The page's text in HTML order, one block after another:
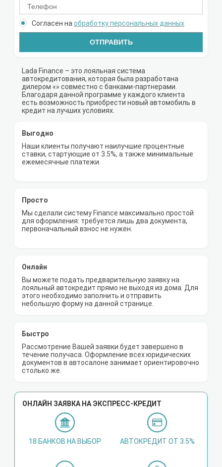
Согласен на обработку персональных данных
ОТПРАВИТЬ
Lada Finance – это лояльная система
автокредитования, которая была разработана
дилером «» совместно с банками-партнерами.
Благодаря данной программе у каждого клиента
есть возможность приобрести новый автомобиль в
кредит на лучших условиях.
Выгодно
Наши клиенты получают наилучшие процентные
ставки, стартующие от 3.5%, а также минимальные
ежемесячные платежи.
Просто
Мы сделали систему Finance максимально простой
для оформления: требуется лишь два документа,
первоначальный взнос не нужен.
Онлайн
Вы можете подать предварительную заявку на
лояльный автокредит прямо не выходя из дома. Для
этого необходимо заполнить и отправить
небольшую форму на данной странице.
Быстро
Рассмотрение Вашей заявки будет завершено в
течение получаса. Оформление всех юридических
документов в автосалоне занимает ориентировочно
столько же.
ОНЛАЙН ЗАЯВКА НА ЭКСПРЕСС-КРЕДИТ
18 БАНКОВ НА ВЫБОР АВТОКРЕДИТ ОТ 3.5%